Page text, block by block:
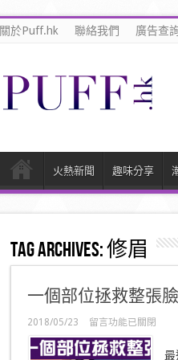
關於Puff.hk 聯絡我們 廣告查
火熱新聞 趣味分享
Tag Archives:修眉
一個部位拯救整張
2018/05/23
在
〈一
個
留言功能已關閉
最